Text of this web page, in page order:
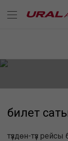
билет
түздөн-түз